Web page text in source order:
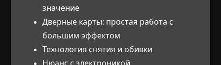
значение
Дверные карты: простая работа с
большим эффектом
Технология снятия и обивки